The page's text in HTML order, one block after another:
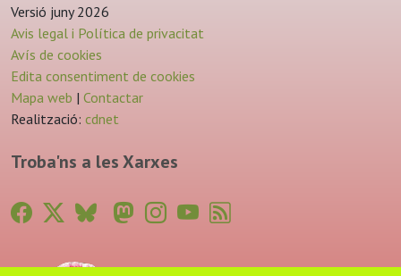
Versió juny 2026
Avis legal i Política de privacitat
Avís de cookies
Edita consentiment de cookies
Mapa web | Contactar
Realització: cdnet
Troba'ns a les Xarxes